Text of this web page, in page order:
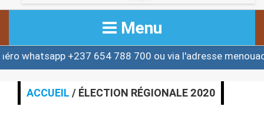
Menu
ACCUEIL
ACTUALITE
+237 654 788 700 ou via l'adresse
ACCUEIL / ÉLECTION RÉGIONALE 2020